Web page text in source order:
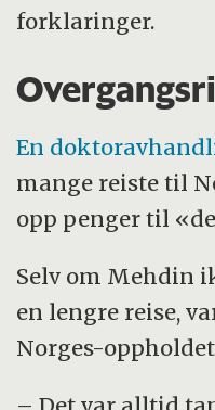
forklaringer.
En
mange reiste til
opp penger til
Selv om Mehdin
en lengre reise,
Norges-